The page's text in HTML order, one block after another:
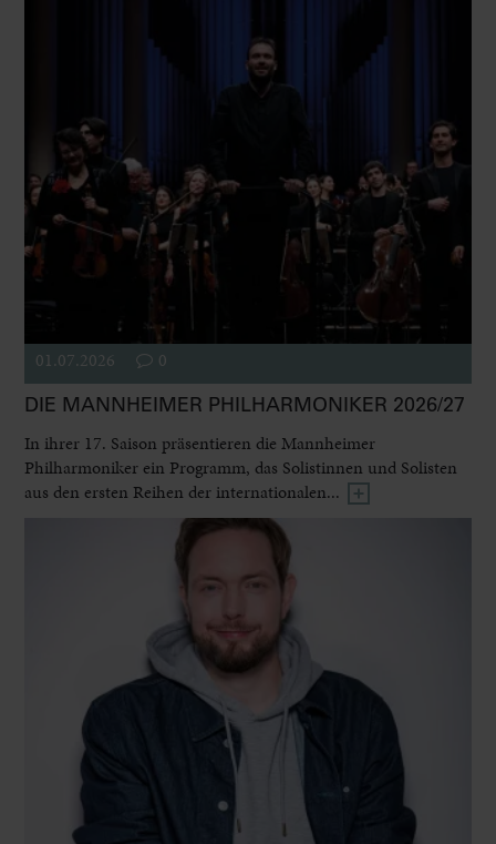
01.07.2026 0
DIE MANNHEIMER PHILHARMONIKER 2026/27
In ihrer 17. Saison präsentieren die Mannheimer
Philharmoniker ein Programm, das Solistinnen und Solisten
aus den ersten Reihen der internationalen...